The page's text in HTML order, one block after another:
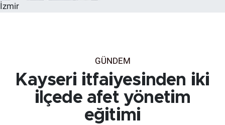
İzmir
GÜNDEM
Kayseri itfaiyesinden iki
ilçede afet yönetim
eğitimi